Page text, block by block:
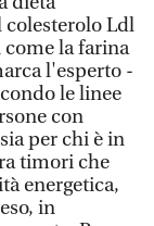
Ldl
la farina
l'esperto -
le linee
con
per chi è in
timori che
energetica,
in